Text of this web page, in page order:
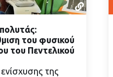
του φυσικού
του Πεντελικού
της